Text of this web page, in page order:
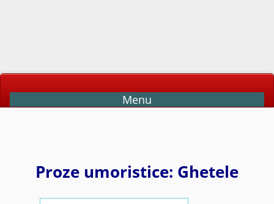
Menu
Proze umoristice: Ghetele